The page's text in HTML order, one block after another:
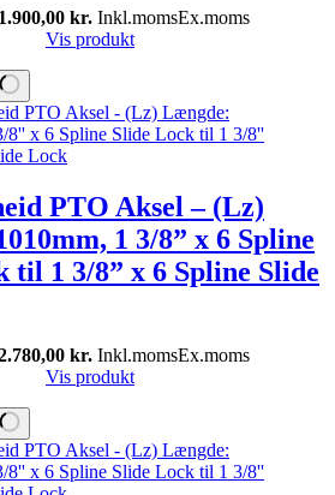
1.900,00 kr. Inkl.momsEx.moms
Vis produkt
PTO Aksel – (Lz)
1 3/8” x 6 Spline
til 1 3/8” x 6 Spline Slide
kr. Inkl.momsEx.moms
Vis produkt